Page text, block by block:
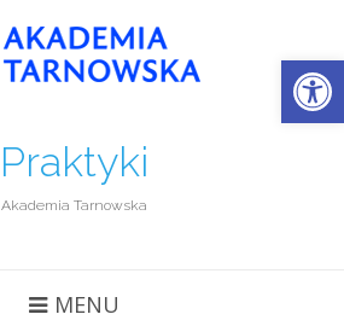
Praktyki
Akademia Tarnowska
MENU